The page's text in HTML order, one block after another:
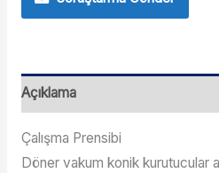
Açıklama
Çalışma Prensibi
Döner vakum konik kurutucular